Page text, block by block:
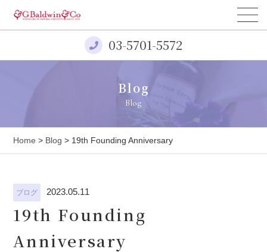
03-5701-5572
Blog
Blog
Home > Blog > 19th Founding Anniversary
ブログ 2023.05.11
19th Founding
Anniversary